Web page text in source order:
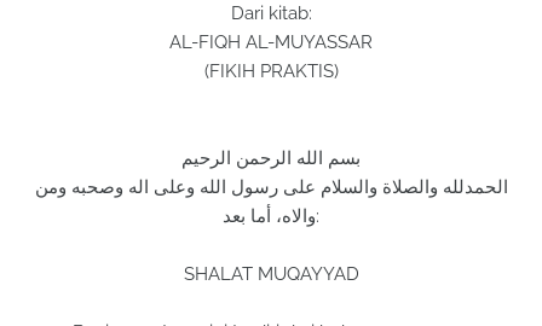
Dari kitab:
AL-FIQH AL-MUYASSAR
(FIKIH PRAKTIS)
بسم الله الرحمن الرحيم
الحمدلله والصلاة والسلام على رسول الله وعلى اله وصحبه ومن
والاه، أما بعد:
SHALAT MUQAYYAD